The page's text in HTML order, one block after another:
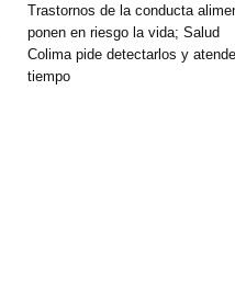
Trastornos de la conducta
ponen en riesgo la vida; Salud
Colima pide detectarlos y
tiempo